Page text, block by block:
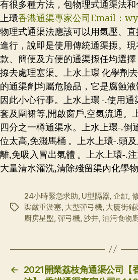
有很多種方法，包物理式通渠法
上環香港通渠專家公司Email：
物理式通渠法應該可以用氣壓、
進行，說即是使用傳統通渠揼。
款、簡便及方便的通渠揼任均選
揼去處理塞渠。上水上環 化學劑
的通渠劑均屬危險品，它是腐蝕液
因此小心行事。上水上環 -.使用
套及圍裙等,開啟窗戶,空氣流通。
四分之一樽通渠水。上水上環-.倒
位太高,免濺馬桶 。上水上環-.頭
離,免吸入冒出氣體 。上水上環-.
大量清水灌洗,清除殘留渠內化學物
标
24小時緊急求助, U型隔器, 企缸,
渠嚴重淤塞, 大型彈弓機, 大廈街鋪
廚房星盤, 彈弓機,沙井,油污食物
←
2021開業荔枝角通渠公司【